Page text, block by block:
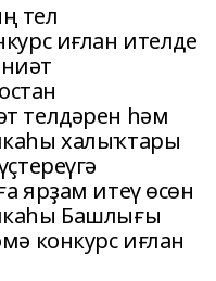
тел
иғлан ителде
телдәрен һәм
халыҡтары
ярҙам итеү өсөн
Башлығы
конкурс иғлан